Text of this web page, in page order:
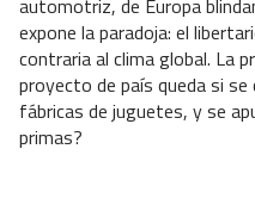
automotriz, de Europa
expone la paradoja: el
contraria al clima global. La
proyecto de país queda si
fábricas de juguetes, y se
primas?